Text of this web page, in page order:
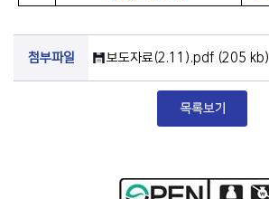
첨부파일 보도자료(2.11).pdf (205 kb)